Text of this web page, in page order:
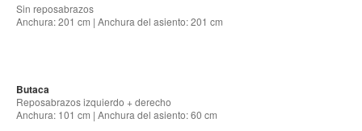
Sin reposabrazos
Anchura: 201 cm | Anchura del asiento: 201 cm
Butaca
Reposabrazos izquierdo + derecho
Anchura: 101 cm | Anchura del asiento: 60 cm